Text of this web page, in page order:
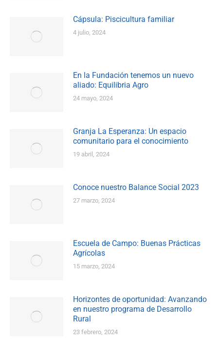
Cápsula: Piscicultura familiar
4 julio, 2024
En la Fundación tenemos un nuevo
aliado: Equilibria Agro
24 mayo, 2024
Granja La Esperanza: Un espacio
comunitario para el conocimiento
19 abril, 2024
Conoce nuestro Balance Social 2023
27 marzo, 2024
Escuela de Campo: Buenas Prácticas
Agrícolas
15 marzo, 2024
Horizontes de oportunidad: Avanzando
en nuestro programa de Desarrollo
Rural
23 febrero, 2024